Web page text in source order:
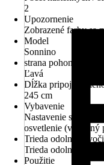
2
Upozornenie
Zobrazené farby sa
Model
Sonnino
strana pohonu
Ľavá
Dĺžka
245 cm
Vybavenie
Nastavenie sklonu,
osvetlenie (výsuvný
Trieda odolnosti
Trieda odolnosti proti
Použitie